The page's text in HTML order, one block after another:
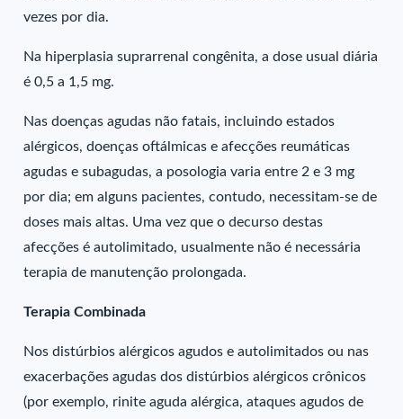
vezes por dia.
Na hiperplasia suprarrenal congênita, a dose usual diária
é 0,5 a 1,5 mg.
Nas doenças agudas não fatais, incluindo estados
alérgicos, doenças oftálmicas e afecções reumáticas
agudas e subagudas, a posologia varia entre 2 e 3 mg
por dia; em alguns pacientes, contudo, necessitam-se de
doses mais altas. Uma vez que o decurso destas
afecções é autolimitado, usualmente não é necessária
terapia de manutenção prolongada.
Terapia Combinada
Nos distúrbios alérgicos agudos e autolimitados ou nas
exacerbações agudas dos distúrbios alérgicos crônicos
(por exemplo, rinite aguda alérgica, ataques agudos de